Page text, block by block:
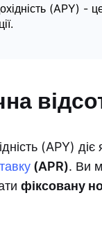
(APY) -
(APY) діє
(APR). Ви
фіксовану